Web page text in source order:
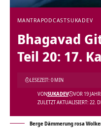
MANTRAPODCASTSUKADEV
Bhagavad
Teil 20: 17.
ZULETZT AKTUALISIERT: 22.
VONSUKADEV VOR 19
LESEZEIT: 0 MIN
Berge Dämmerung rosa